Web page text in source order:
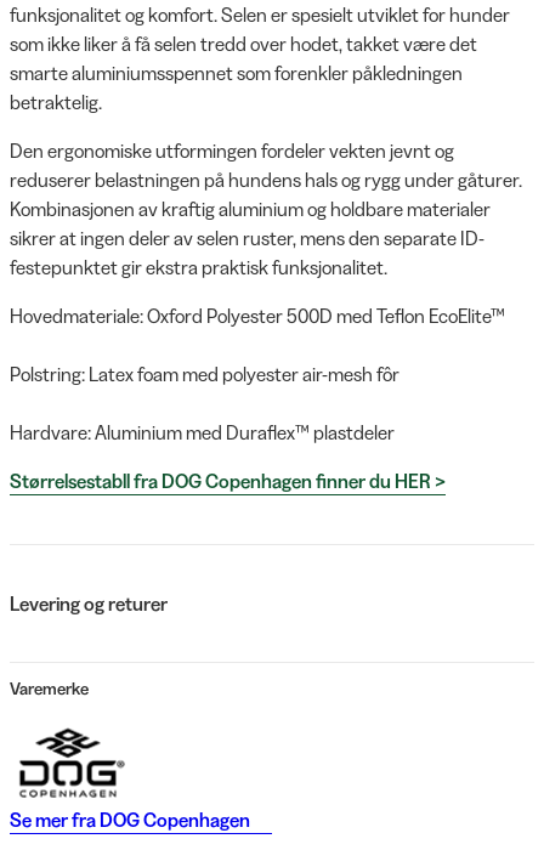
funksjonalitet og komfort. Selen er spesielt utviklet for hunder
som ikke liker å få selen tredd over hodet, takket være det
smarte aluminiumsspennet som forenkler påkledningen
betraktelig.
Den ergonomiske utformingen fordeler vekten jevnt og
reduserer belastningen på hundens hals og rygg under gåturer.
Kombinasjonen av kraftig aluminium og holdbare materialer
sikrer at ingen deler av selen ruster, mens den separate ID-
festepunktet gir ekstra praktisk funksjonalitet.
Hovedmateriale: Oxford Polyester 500D med Teflon EcoElite™
Polstring: Latex foam med polyester air-mesh fôr
Hardvare: Aluminium med Duraflex™ plastdeler
Størrelsestabll fra DOG Copenhagen finner du HER >
Levering og returer
Varemerke
Se mer fra DOG Copenhagen